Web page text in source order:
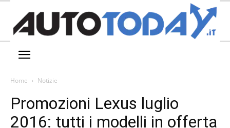
Home Notizie
Promozioni Lexus luglio
2016: tutti i modelli in offerta